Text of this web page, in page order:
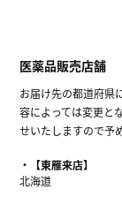
医薬品販売店舗
お届け先の都道府県
容によっては変更と
せいたしますので予
【東雁来店】
北海道